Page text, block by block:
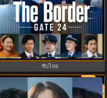
GATE24: หน่วยสกัดภัยข้ามแดน
(2026) ซับไทย EP.1-10
ซับไทย
พากย์ไทย